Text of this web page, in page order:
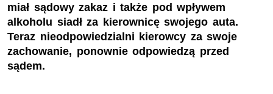
miał sądowy zakaz i także pod wpływem
alkoholu siadł za kierownicę swojego auta.
Teraz nieodpowiedzialni kierowcy za swoje
zachowanie, ponownie odpowiedzą przed
sądem.